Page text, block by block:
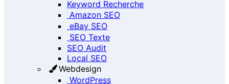
Keyword Recherche
Amazon SEO
eBay SEO
SEO Texte
SEO Audit
Local SEO
Webdesign
WordPress